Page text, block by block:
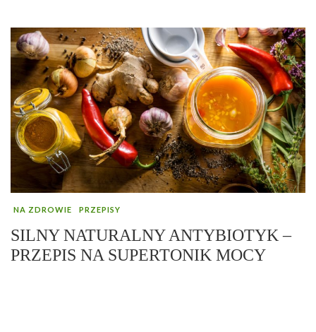
NA ZDROWIE PRZEPISY
SILNY NATURALNY ANTYBIOTYK –
PRZEPIS NA SUPERTONIK MOCY